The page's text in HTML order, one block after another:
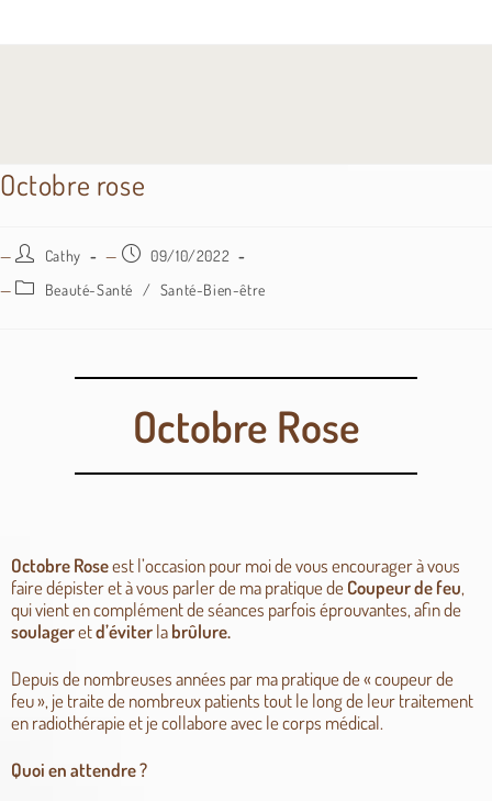
Octobre rose
Cathy
09/10/2022
Beauté-Santé
/ Santé-Bien-être
Octobre Rose
Octobre Roseest l’occasion pour moi de vous encourager à vous
faire dépister et à vous parler de ma pratique deCoupeur defeu,
qui vient en complément de séances parfois éprouvantes, afin de
soulageretd’éviterlabrûlure.
Depuis de nombreuses années par ma pratique de « coupeur de
feu », je traite de nombreux patients tout le long de leur traitement
en radiothérapie et je collabore avec le corps médical.
Quoi en attendre ?